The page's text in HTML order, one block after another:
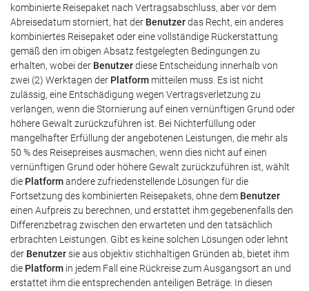
kombinierte Reisepaket nach Vertragsabschluss, aber vor dem
Abreisedatum storniert, hat der Benutzerdas Recht, ein anderes
kombiniertes Reisepaket oder eine vollständige Rückerstattung
gemäß den im obigen Absatz festgelegten Bedingungen zu
erhalten, wobei der Benutzerdiese Entscheidung innerhalb von
zwei (2) Werktagen der Platform mitteilen muss. Es ist nicht
zulässig, eine Entschädigung wegen Vertragsverletzung zu
verlangen, wenn die Stornierung auf einen vernünftigen Grund oder
höhere Gewalt zurückzuführen ist. Bei Nichterfüllung oder
mangelhafter Erfüllung der angebotenen Leistungen, die mehr als
50 % des Reisepreises ausmachen, wenn dies nicht auf einen
vernünftigen Grund oder höhere Gewalt zurückzuführen ist, wählt
die Platformandere zufriedenstellende Lösungen für die
Fortsetzung des kombinierten Reisepakets, ohne dem Benutzer
einen Aufpreis zu berechnen, und erstattet ihm gegebenenfalls den
Differenzbetrag zwischen den erwarteten und den tatsächlich
erbrachten Leistungen. Gibt es keine solchen Lösungen oder lehnt
der Benutzersie aus objektiv stichhaltigen Gründen ab, bietet ihm
die Platform in jedem Fall eine Rückreise zum Ausgangsort an und
erstattet ihm die entsprechenden anteiligen Beträge. In diesen